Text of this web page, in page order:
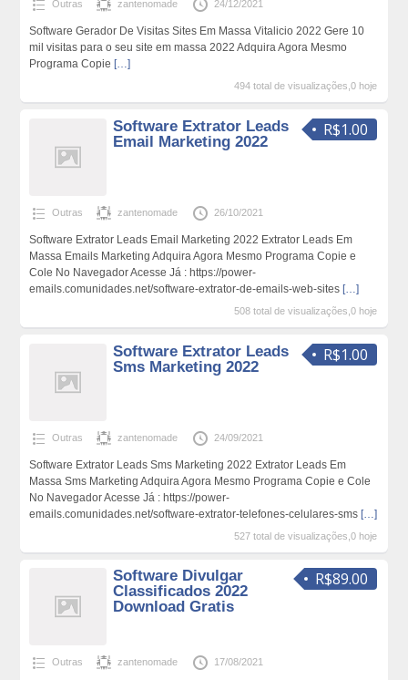
Outras zantenomade 24/12/2021
Software Gerador De Visitas Sites Em Massa Vitalicio 2022 Gere 10
mil visitas para o seu site em massa 2022 Adquira Agora Mesmo
Programa Copie […]
494 total de visualizações,0 hoje
R$1.00
Software Extrator Leads
Email Marketing 2022
Outras zantenomade 26/10/2021
Software Extrator Leads Email Marketing 2022 Extrator Leads Em
Massa Emails Marketing Adquira Agora Mesmo Programa Copie e
Cole No Navegador Acesse Já : https://power-
emails.comunidades.net/software-extrator-de-emails-web-sites […]
508 total de visualizações,0 hoje
R$1.00
Software Extrator Leads
Sms Marketing 2022
Outras zantenomade 24/09/2021
Software Extrator Leads Sms Marketing 2022 Extrator Leads Em
Massa Sms Marketing Adquira Agora Mesmo Programa Copie e Cole
No Navegador Acesse Já : https://power-
emails.comunidades.net/software-extrator-telefones-celulares-sms […]
527 total de visualizações,0 hoje
R$89.00
Software Divulgar
Classificados 2022
Download Gratis
Outras zantenomade 17/08/2021